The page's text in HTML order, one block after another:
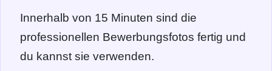
Innerhalb von 15 Minuten sind die
professionellen Bewerbungsfotos fertig und
du kannst sie verwenden.